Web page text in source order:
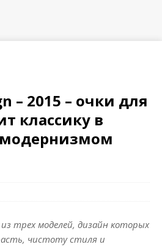
– 2015 – очки для
классику в
модернизмом
трех моделей, дизайн которых
чистоту стиля и